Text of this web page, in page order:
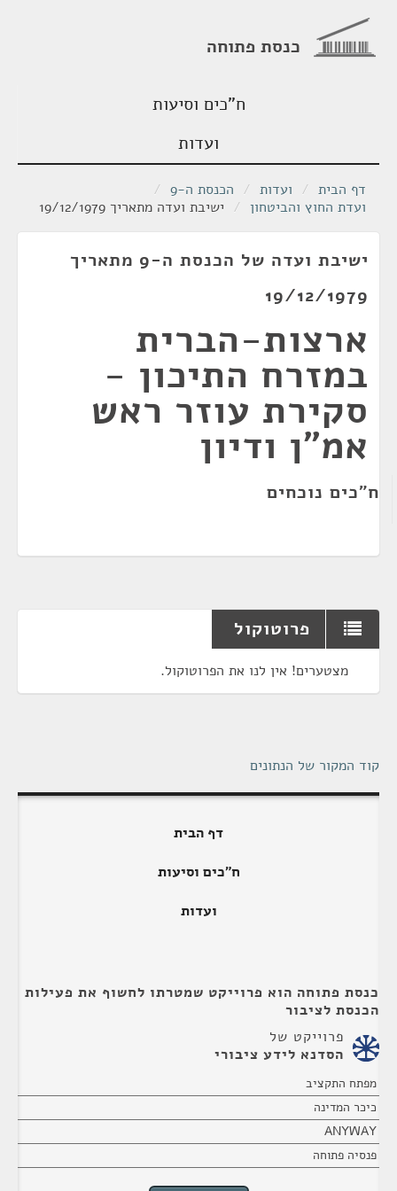
כנסת פתוחה
ח"כים וסיעות
ועדות
דף הבית / ועדות / הכנסת ה-9
/
ועדת החוץ והביטחון / ישיבת ועדה מתאריך 19/12/1979
ישיבת ועדה של הכנסת ה-9 מתאריך
19/12/1979
ארצות-הברית
במזרח התיכון -
סקירת עוזר ראש
אמ"ן ודיון
ח"כים נוכחים
פרוטוקול
מצטערים! אין לנו את הפרוטוקול.
קוד המקור של הנתונים
דף הבית
ח"כים וסיעות
ועדות
כנסת פתוחה הוא פרוייקט שמטרתו לחשוף את פעילות
הכנסת לציבור
פרוייקט של
הסדנא לידע ציבורי
מפתח התקציב
כיכר המדינה
ANYWAY
פנסיה פתוחה